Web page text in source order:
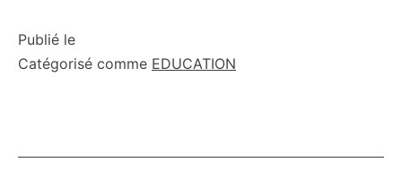
veut
son
Publié le
Catégorisé comme EDUCATION